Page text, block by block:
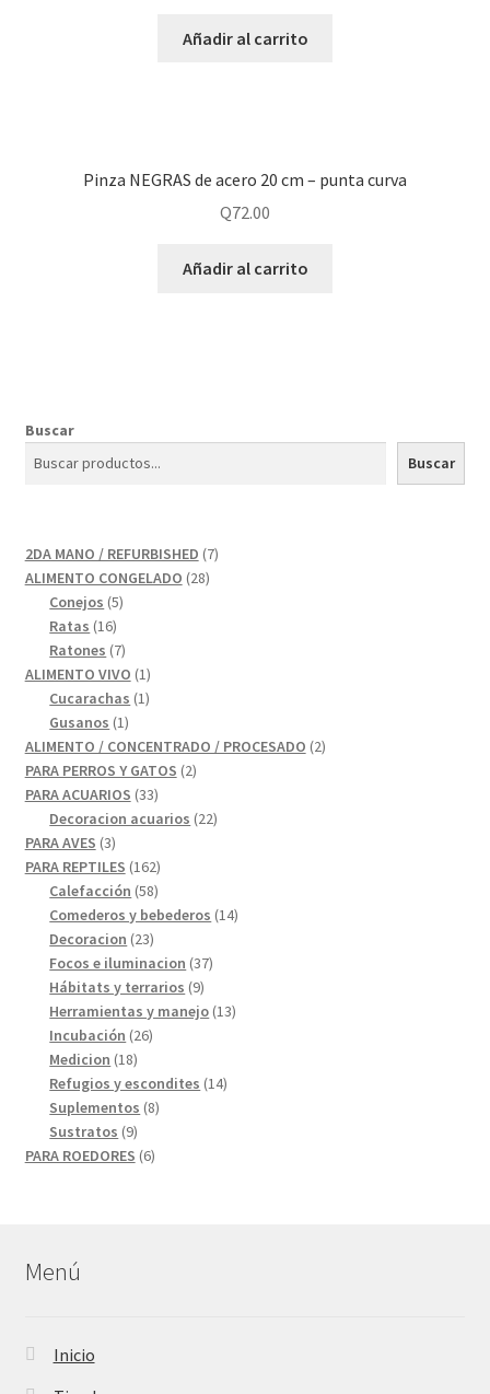
Añadir al carrito
Pinza NEGRAS de acero 20 cm – punta curva
Q72.00
Añadir al carrito
Buscar
Buscar
2DA MANO / REFURBISHED 77
ALIMENTO CONGELADO 2828
Conejos 55
Ratas 1616
productos
Ratones 77
productos
ALIMENTO VIVO 11
producto
Cucarachas 11
Gusanos 11
producto
ALIMENTO / CONCENTRADO / PROCESADO 22
PARA PERROS Y GATOS 22
PARA ACUARIOS 3333
productos
Decoracion acuarios 2222
PARA AVES 33
productos
PARA REPTILES 162162
productos
Calefacción 5858
productos
Comederos y bebederos 1414
Decoracion 2323
productos
Focos e iluminacion 3737
Hábitats y terrarios 99
productos
Herramientas y manejo 1313
Incubación 2626
Medicion 1818
productos
Refugios y escondites 1414
Suplementos 88
Sustratos 99
productos
PARA ROEDORES 66
Menú
Inicio